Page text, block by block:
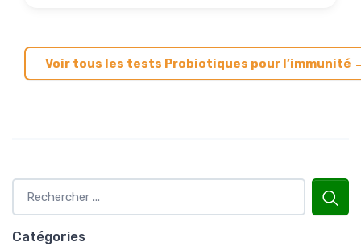
Voir tous les tests Probiotiques pour l’immunité
Catégories